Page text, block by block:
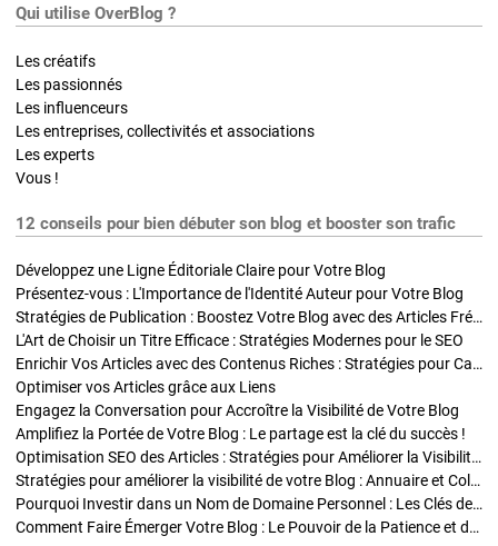
Qui utilise OverBlog ?
Les créatifs
Les passionnés
Les influenceurs
Les entreprises, collectivités et associations
Les experts
Vous !
12 conseils pour bien débuter son blog et booster son trafic
Développez une Ligne Éditoriale Claire pour Votre Blog
Présentez-vous : L'Importance de l'Identité Auteur pour Votre Blog
Stratégies de Publication : Boostez Votre Blog avec des Articles Fréquents et Exclusifs
L'Art de Choisir un Titre Efficace : Stratégies Modernes pour le SEO
Enrichir Vos Articles avec des Contenus Riches : Stratégies pour Captiver et Optimiser
Optimiser vos Articles grâce aux Liens
Engagez la Conversation pour Accroître la Visibilité de Votre Blog
Amplifiez la Portée de Votre Blog : Le partage est la clé du succès !
Optimisation SEO des Articles : Stratégies pour Améliorer la Visibilité de Votre Blog
Stratégies pour améliorer la visibilité de votre Blog : Annuaire et Collaborations
Pourquoi Investir dans un Nom de Domaine Personnel : Les Clés de la Réussite de Votre Blog
Comment Faire Émerger Votre Blog : Le Pouvoir de la Patience et de la Persévérance